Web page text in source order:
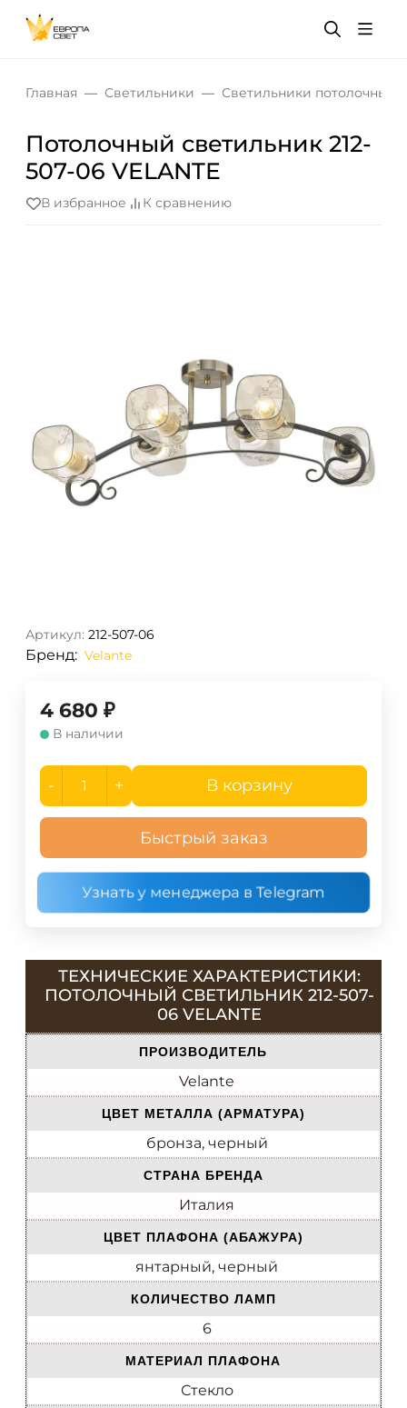
Главная Светильники Светильники потолочные
Потолочный светильник 212-
507-06 VELANTE
В избранное К сравнению
Артикул: 212-507-06
Бренд: Velante
4 680 ₽
В наличии
- + В корзину
Быстрый заказ
Узнать у менеджера в Telegram
ТЕХНИЧЕСКИЕ ХАРАКТЕРИСТИКИ:
ПОТОЛОЧНЫЙ СВЕТИЛЬНИК 212-507-
06 VELANTE
ПРОИЗВОДИТЕЛЬ
Velante
ЦВЕТ МЕТАЛЛА (АРМАТУРА)
бронза, черный
СТРАНА БРЕНДА
Италия
ЦВЕТ ПЛАФОНА (АБАЖУРА)
янтарный, черный
КОЛИЧЕСТВО ЛАМП
6
МАТЕРИАЛ ПЛАФОНА
Стекло